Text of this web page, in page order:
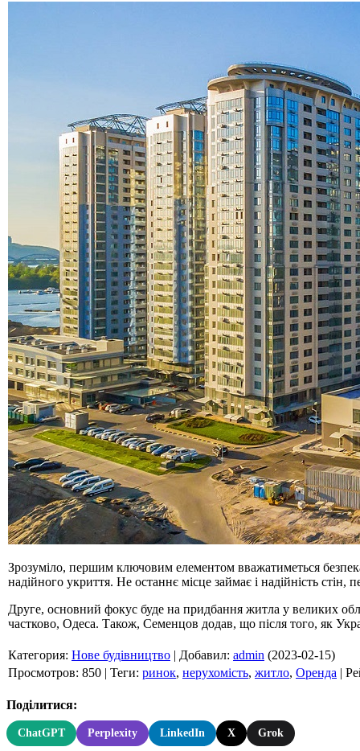
Зрозуміло, першим ключовим елементом вважатиметься
надійного укриття. Не останнє місце займає і надійність стін,
Друге, основний фокус буде на придбання житла у великих
частково, Одеса. Також, Семенцов додав, що після того, як
Категория: Нове будівництво | Добавил: admin (2023-02-15)
Просмотров: 850 | Теги: ринок, нерухомість, житло, Оренда |
Поділитися:
ChatGPT Perplexity LinkedIn X Grok